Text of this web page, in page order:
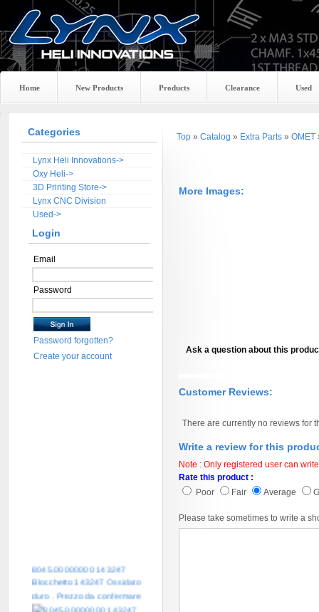
Home New Products Products Clearance Used
Top» Catalog » Extra Parts» OMET
More Images:
Ask a question about this
Customer Reviews:
There are currently no reviews for
Write a review for this
Note : Only registered user can
Rate this product :
Poor
Fair Average
Please take sometimes to write a
Categories
Lynx Heli Innovations->
Oxy Heli->
3D Printing Store->
Lynx CNC Division
Used->
Login
Email
Password
Password forgotten?
Create your account
8045.00000000 143247
Blocchetto 143247 Ossidato